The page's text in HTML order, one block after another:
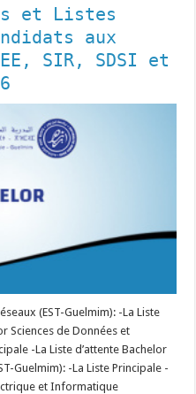
et Listes
aux
SIR, SDSI et
(EST-Guelmim): -La Liste
Sciences de Données et
-La Liste d’attente Bachelor
Guelmim): -La Liste Principale -
et Informatique